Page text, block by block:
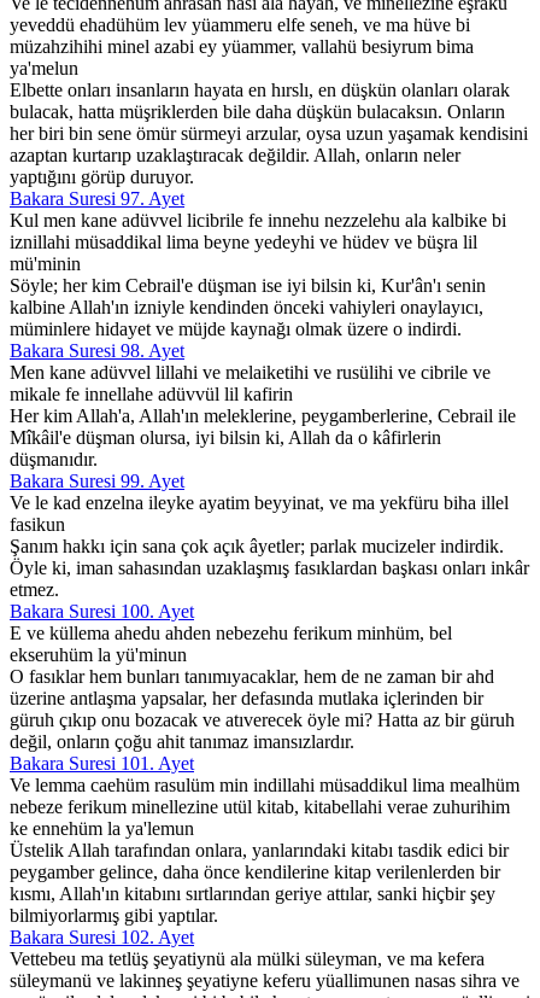
yeveddü ehadühüm lev yüammeru elfe seneh, ve ma hüve bi
müzahzihihi minel azabi ey yüammer, vallahü besiyrum bima
ya'melun
Elbette onları insanların hayata en hırslı, en düşkün olanları olarak
bulacak, hatta müşriklerden bile daha düşkün bulacaksın. Onların
her biri bin sene ömür sürmeyi arzular, oysa uzun yaşamak kendisini
azaptan kurtarıp uzaklaştıracak değildir. Allah, onların neler
yaptığını görüp duruyor.
Bakara Suresi 97. Ayet
Kul men kane adüvvel licibrile fe innehu nezzelehu ala kalbike bi
iznillahi müsaddikal lima beyne yedeyhi ve hüdev ve büşra lil
mü'minin
Söyle; her kim Cebrail'e düşman ise iyi bilsin ki, Kur'ân'ı senin
kalbine Allah'ın izniyle kendinden önceki vahiyleri onaylayıcı,
müminlere hidayet ve müjde kaynağı olmak üzere o indirdi.
Bakara Suresi 98. Ayet
Men kane adüvvel lillahi ve melaiketihi ve rusülihi ve cibrile ve
mikale fe innellahe adüvvül lil kafirin
Her kim Allah'a, Allah'ın meleklerine, peygamberlerine, Cebrail ile
Mîkâil'e düşman olursa, iyi bilsin ki, Allah da o kâfirlerin
düşmanıdır.
Bakara Suresi 99. Ayet
Ve le kad enzelna ileyke ayatim beyyinat, ve ma yekfüru biha illel
fasikun
Şanım hakkı için sana çok açık âyetler; parlak mucizeler indirdik.
Öyle ki, iman sahasından uzaklaşmış fasıklardan başkası onları inkâr
etmez.
Bakara Suresi 100. Ayet
E ve küllema ahedu ahden nebezehu ferikum minhüm, bel
ekseruhüm la yü'minun
O fasıklar hem bunları tanımıyacaklar, hem de ne zaman bir ahd
üzerine antlaşma yapsalar, her defasında mutlaka içlerinden bir
güruh çıkıp onu bozacak ve atıverecek öyle mi? Hatta az bir güruh
değil, onların çoğu ahit tanımaz imansızlardır.
Bakara Suresi 101. Ayet
Ve lemma caehüm rasulüm min indillahi müsaddikul lima mealhüm
nebeze ferikum minellezine utül kitab, kitabellahi verae zuhurihim
ke ennehüm la ya'lemun
Üstelik Allah tarafından onlara, yanlarındaki kitabı tasdik edici bir
peygamber gelince, daha önce kendilerine kitap verilenlerden bir
kısmı, Allah'ın kitabını sırtlarından geriye attılar, sanki hiçbir şey
bilmiyorlarmış gibi yaptılar.
Bakara Suresi 102. Ayet
Vettebeu ma tetlüş şeyatiynü ala mülki süleyman, ve ma kefera
süleymanü ve lakinneş şeyatiyne keferu yüallimunen nasas sihra ve